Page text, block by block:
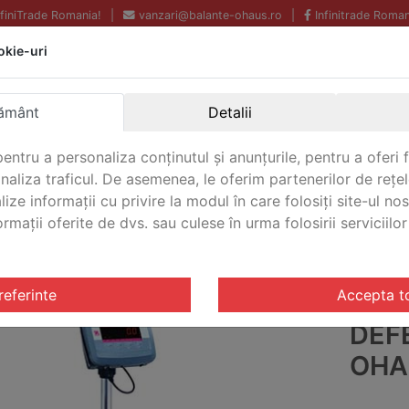
Romania! vanzari@balante-ohaus.ro Infinitrade
Echipamente profesionale
Oriunde in Romania.
CONTACT
Defender® 2000/ Balanta industriala Defender® 2000
uri
Detalii
a personaliza conținutul și anunțurile, pentru a oferi
traficul. De asemenea, le oferim partenerilor de
informații cu privire la modul în care folosiți site-ul
oferite de dvs. sau culese în urma folosirii serviciilor
Accepta